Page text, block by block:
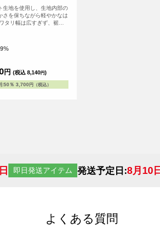
生地を使用し、生地内部の
さを保ちながら軽やかなは
タリ幅は広すぎず、裾に
テーパードしたすっきりと
スウェットパンツ特有の
品なデザインで、スタイリ
も着用できます。 シテ
用性の高い一本です。 ※
により、商品の色が実際と
合がございます。
円 (税込 8,140円)
:50％ 3,700 円（税込）
即日発送アイテム 発送予定日:8月10日
よくある質問